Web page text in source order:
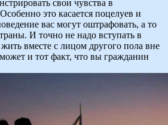
свои чувства в
это касается поцелуев и
вас могут оштрафовать, а то
И точно не надо вступать в
вместе с лицом другого пола вне
и тот факт, что вы гражданин